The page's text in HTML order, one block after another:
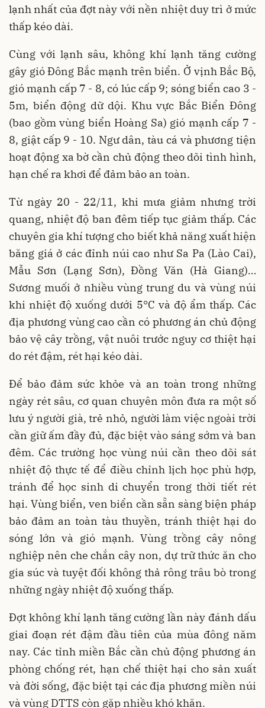
lạnh nhất của đợt này với nền nhiệt duy trì ở mức
thấp kéo dài.
Cùng với lạnh sâu, không khí lạnh tăng cường
gây gió Đông Bắc mạnh trên biển. Ở vịnh Bắc Bộ,
gió mạnh cấp 7 - 8, có lúc cấp 9; sóng biển cao 3 -
5m, biển động dữ dội. Khu vực Bắc Biển Đông
(bao gồm vùng biển Hoàng Sa) gió mạnh cấp 7 -
8, giật cấp 9 - 10. Ngư dân, tàu cá và phương tiện
hoạt động xa bờ cần chủ động theo dõi tình hình,
hạn chế ra khơi để đảm bảo an toàn.
Từ ngày 20 - 22/11, khi mưa giảm nhưng trời
quang, nhiệt độ ban đêm tiếp tục giảm thấp. Các
chuyên gia khí tượng cho biết khả năng xuất hiện
băng giá ở các đỉnh núi cao như Sa Pa (Lào Cai),
Mẫu Sơn (Lạng Sơn), Đồng Văn (Hà Giang)…
Sương muối ở nhiều vùng trung du và vùng núi
khi nhiệt độ xuống dưới 5°C và độ ẩm thấp. Các
địa phương vùng cao cần có phương án chủ động
bảo vệ cây trồng, vật nuôi trước nguy cơ thiệt hại
do rét đậm, rét hại kéo dài.
Để bảo đảm sức khỏe và an toàn trong những
ngày rét sâu, cơ quan chuyên môn đưa ra một số
lưu ý người già, trẻ nhỏ, người làm việc ngoài trời
cần giữ ấm đầy đủ, đặc biệt vào sáng sớm và ban
đêm. Các trường học vùng núi cần theo dõi sát
nhiệt độ thực tế để điều chỉnh lịch học phù hợp,
tránh để học sinh di chuyển trong thời tiết rét
hại. Vùng biển, ven biển cần sẵn sàng biện pháp
bảo đảm an toàn tàu thuyền, tránh thiệt hại do
sóng lớn và gió mạnh. Vùng trồng cây nông
nghiệp nên che chắn cây non, dự trữ thức ăn cho
gia súc và tuyệt đối không thả rông trâu bò trong
những ngày nhiệt độ xuống thấp.
Đợt không khí lạnh tăng cường lần này đánh dấu
giai đoạn rét đậm đầu tiên của mùa đông năm
nay. Các tỉnh miền Bắc cần chủ động phương án
phòng chống rét, hạn chế thiệt hại cho sản xuất
và đời sống, đặc biệt tại các địa phương miền núi
và vùng DTTS còn gặp nhiều khó khăn.